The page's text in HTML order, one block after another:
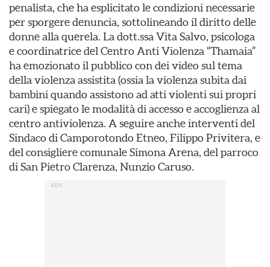
penalista, che ha esplicitato le condizioni necessarie
per sporgere denuncia, sottolineando il diritto delle
donne alla querela. La dott.ssa Vita Salvo, psicologa
e coordinatrice del Centro Anti Violenza “Thamaia”
ha emozionato il pubblico con dei video sul tema
della violenza assistita (ossia la violenza subita dai
bambini quando assistono ad atti violenti sui propri
cari) e spiegato le modalità di accesso e accoglienza al
centro antiviolenza. A seguire anche interventi del
Sindaco di Camporotondo Etneo, Filippo Privitera, e
del consigliere comunale Simona Arena, del parroco
di San Pietro Clarenza, Nunzio Caruso.